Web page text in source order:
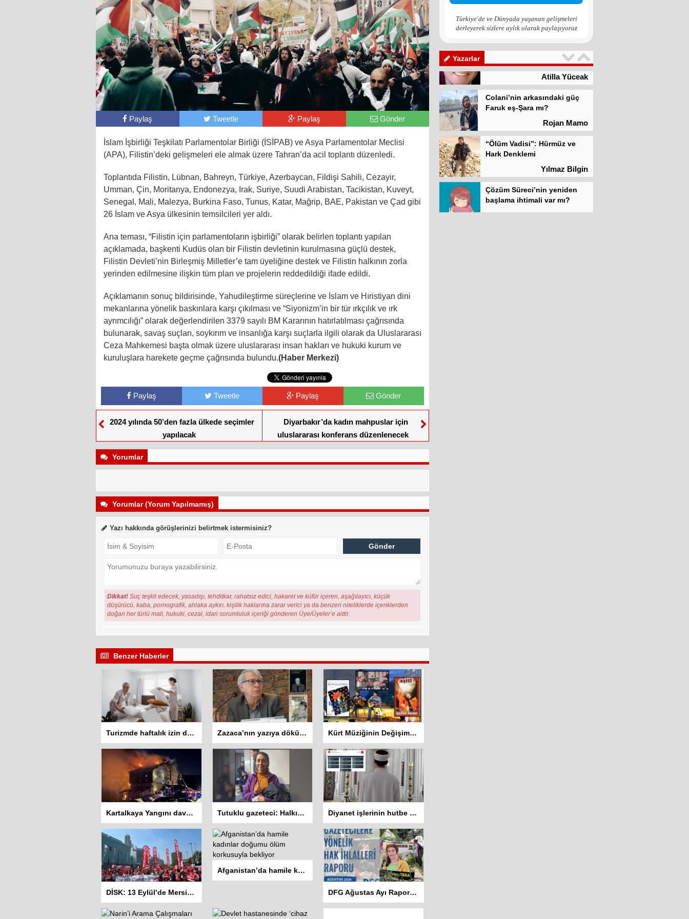
Paylaş Tweetle Paylaş Gönder
İslam İşbirliği Teşkilatı Parlamentolar Birliği (İSİPAB) ve Asya Parlamentolar Meclisi
(APA), Filistin’deki gelişmeleri ele almak üzere Tahran’da acil toplantı düzenledi.
Toplantıda Filistin, Lübnan, Bahreyn, Türkiye, Azerbaycan, Fildişi Sahili, Cezayir,
Umman, Çin, Moritanya, Endonezya, Irak, Suriye, Suudi Arabistan, Tacikistan, Kuveyt,
Senegal, Mali, Malezya, Burkina Faso, Tunus, Katar, Mağrip, BAE, Pakistan ve Çad gibi
26 İslam ve Asya ülkesinin temsilcileri yer aldı.
Ana teması, “Filistin için parlamentoların işbirliği” olarak belirlen toplantı yapılan
açıklamada, başkenti Kudüs olan bir Filistin devletinin kurulmasına güçlü destek,
Filistin Devleti’nin Birleşmiş Milletler’e tam üyeliğine destek ve Filistin halkının zorla
yerinden edilmesine ilişkin tüm plan ve projelerin reddedildiği ifade edildi.
Açıklamanın sonuç bildirisinde, Yahudileştirme süreçlerine ve İslam ve Hıristiyan dini
mekanlarına yönelik baskınlara karşı çıkılması ve “Siyonizm’in bir tür ırkçılık ve ırk
ayrımcılığı” olarak değerlendirilen 3379 sayılı BM Kararının hatırlatılması çağrısında
bulunarak, savaş suçları, soykırım ve insanlığa karşı suçlarla ilgili olarak da Uluslararası
Ceza Mahkemesi başta olmak üzere uluslararası insan hakları ve hukuki kurum ve
kuruluşlara harekete geçme çağrısında bulundu.(Haber Merkezi)
Paylaş Tweetle Paylaş Gönder
2024 yılında 50’den fazla ülkede seçimler
yapılacak
Diyarbakır’da kadın mahpuslar için
uluslararası konferans düzenlenecek
Yorumlar
Yorumlar (Yorum Yapılmamış)
Yazı hakkında görüşlerinizi belirtmek istermisiniz?
Dikkat! Suç teşkil edecek, yasadışı, tehditkar, rahatsız edici, hakaret ve küfür içeren, aşağılayıcı, küçük
düşürücü, kaba, pornografik, ahlaka aykırı, kişilik haklarına zarar verici ya da benzeri niteliklerde içeriklerden
doğan her türlü mali, hukuki, cezai, idari sorumluluk içeriği gönderen Üye/Üyeler’e aittir.
Benzer Haberler
Turizmde haftalık izin düzenlemesi tartışma yarattı: İşçiler 10 gün çalışmadan izin kullanamayacak Zazaca’nın yazıya dökülen sesi: Mehemed Malmîsanij Kürt Müziğinin Değişim Hikayesi: Koma Dengê Azadî ve Koma Amed
Kartalkaya Yangını davasında dört sanığa ev hapsi kararı Tutuklu gazeteci: Halkın haber alma hakkını savunacağız Diyanet işlerinin hutbe sisteminde 8 dil var Kürtçe yok
DİSK: 13 Eylül’de Mersin’den başlayarak mitingler yapacağız
Afganistan’da hamile kadınlar doğumu ölüm korkusuyla bekliyor
DFG Ağustas Ayı Raporu: 2 gazeteci hayatını kaybetti 401 habere erişim engeli getirildi
Türkiye'de ve Dünyada yaşanan gelişmeleri
derleyerek sizlere aylık olarak paylaşıyoruz
Yazarlar
Kadına şiddet “Devlet” eliyle
meşrulaştırılıyor
Atilla Yüceak
Colani’nin arkasındaki güç
Faruk eş-Şara mı?
Rojan Mamo
“Ölüm Vadisi”: Hürmüz ve
Hark Denklemi
Çözüm Süreci’nin yeniden
başlama ihtimali var mı?
Zona GPT